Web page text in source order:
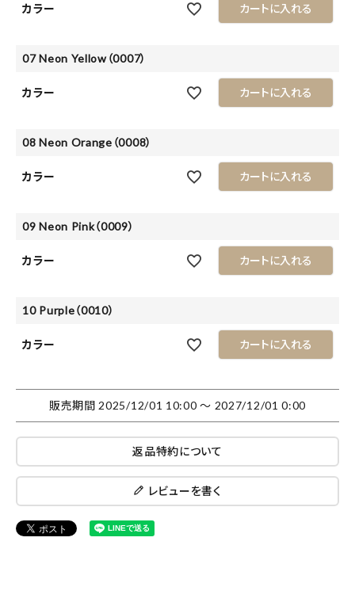
カラー カートに入れる
07 Neon Yellow（0007）
カラー カートに入れる
08 Neon Orange（0008）
カラー カートに入れる
09 Neon Pink（0009）
カラー カートに入れる
10 Purple（0010）
カラー カートに入れる
販売期間 2025/12/01 10:00〜 2027/12/01 0:00
返品特約について
レビューを書く